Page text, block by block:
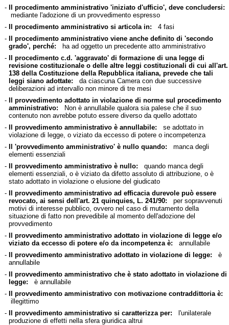
- Il procedimento amministrativo 'iniziato d'ufficio', deve concludersi:
mediante l'adozione di un provvedimento espresso
- Il procedimento amministrativo si articola in: 4 fasi
- Il procedimento amministrativo viene anche definito di 'secondo
grado', perché: ha ad oggetto un precedente atto amministrativo
- Il procedimento c.d. 'aggravato' di formazione di una legge di
revisione costituzionale o delle altre leggi costituzionali di cui all'art.
138 della Costituzione della Repubblica italiana, prevede che tali
leggi siano adottate: da ciascuna Camera con due successive
deliberazioni ad intervallo non minore di tre mesi
- Il provvedimento adottato in violazione di norme sul procedimento
amministrativo: Non è annullabile qualora sia palese che il suo
contenuto non avrebbe potuto essere diverso da quello adottato
- Il provvedimento amministrativo è annullabile: se adottato in
violazione di legge, o viziato da eccesso di potere o incompetenza
- Il 'provvedimento amministrativo' è nullo quando: manca degli
elementi essenziali
- Il provvedimento amministrativo è nullo: quando manca degli
elementi essenziali, o è viziato da difetto assoluto di attribuzione, o è
stato adottato in violazione o elusione del giudicato
- Il provvedimento amministrativo ad efficacia durevole può essere
revocato, ai sensi dell'art. 21 quinquies, L. 241/90: per sopravvenuti
motivi di interesse pubblico, ovvero nel caso di mutamento della
situazione di fatto non prevedibile al momento dell'adozione del
provvedimento
- Il provvedimento amministrativo adottato in violazione di legge e/o
viziato da eccesso di potere e/o da incompetenza è: annullabile
- Il provvedimento amministrativo adottato in violazione di legge: è
annullabile
- Il provvedimento amministrativo che è stato adottato in violazione di
legge: è annullabile
- Il provvedimento amministrativo con motivazione contraddittoria è:
illegittimo
- Il provvedimento amministrativo si caratterizza per: l'unilaterale
produzione di effetti nella sfera giuridica altrui